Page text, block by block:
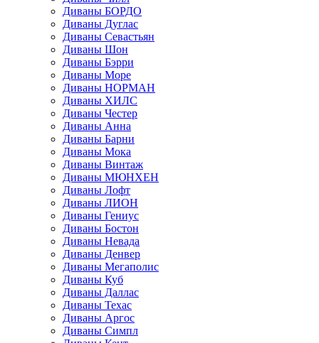
Диваны БОРДО
Диваны Дуглас
Диваны Севастьян
Диваны Шон
Диваны Бэрри
Диваны Море
Диваны НОРМАН
Диваны ХИЛС
Диваны Честер
Диваны Анна
Диваны Барни
Диваны Мока
Диваны Винтаж
Диваны МЮНХЕН
Диваны Лофт
Диваны ЛИОН
Диваны Гениус
Диваны Бостон
Диваны Невада
Диваны Денвер
Диваны Мегаполис
Диваны Куб
Диваны Даллас
Диваны Техас
Диваны Аргос
Диваны Симпл